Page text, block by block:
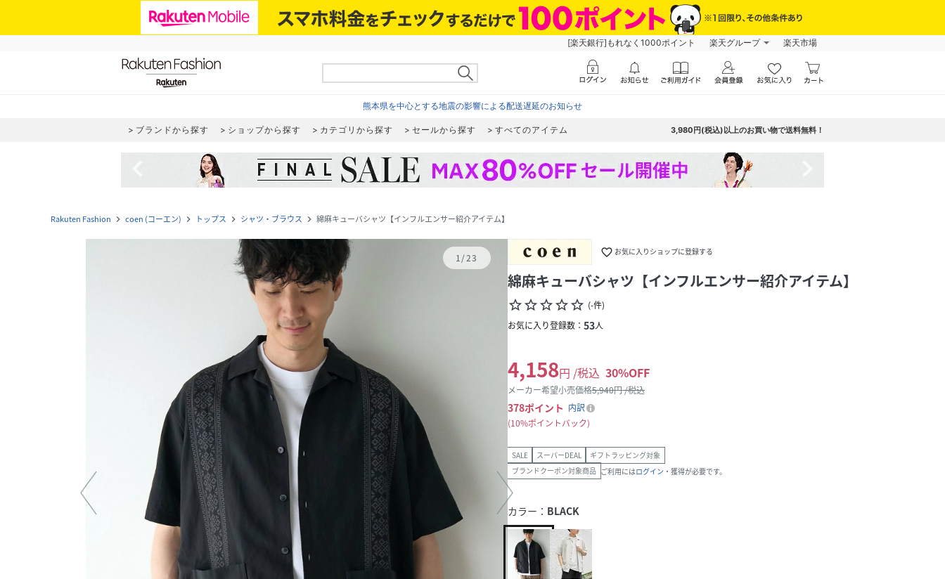
[楽天銀行]もれなく1000ポイント 楽天グループ 楽天市場
熊本県を中心とする地震の影響による配送遅延のお知らせ
ブランドから探す ショップから探す カテゴリから探す セールから探す すべてのアイテム 3,980円(税込)以上のお買い物で送料無料！
Rakuten Fashion navigate_next coen (コーエン) navigate_next トップス navigate_next シャツ・ブラウス navigate_next 綿麻キューバシャツ【インフルエンサー紹介アイテム】
1/23 favorite_border お気に入りショップに登録する
綿麻キューバシャツ【インフルエンサー紹介アイテム】
star_borderstar_borderstar_borderstar_borderstar_border (-件)
お気に入り登録数： 53人
4,158円 /税込 30%OFF
メーカー希望小売価格5,940円 /税込
378ポイント 内訳
10%ポイントバック
SALE スーパーDEAL
ギフトラッピング対象
ブランドクーポン対象商品 ご利用にはログイン ・獲得が必要です。
カラー： BLACK